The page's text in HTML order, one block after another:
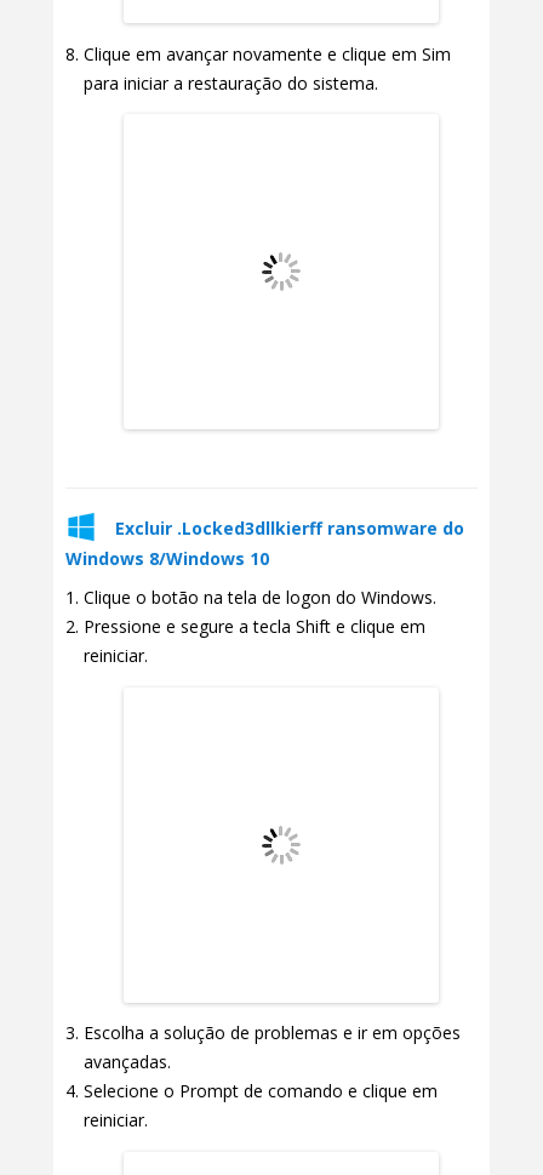
Clique em avançar novamente e clique em Sim
para iniciar a restauração do sistema.
Excluir .Locked3dllkierff ransomware do
Windows 8/Windows 10
Clique o botão na tela de logon do Windows.
Pressione e segure a tecla Shift e clique em
reiniciar.
Escolha a solução de problemas e ir em opções
avançadas.
Selecione o Prompt de comando e clique em
reiniciar.